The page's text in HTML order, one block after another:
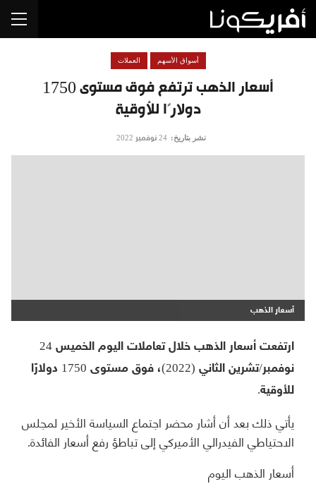
أسعار الذهب ترتفع فوق مستوى 1750
دولارًا للأوقية
أسواق الأسهم العملات
نشر بتاريخ: 24 نوفمبر 2022
أسعار الذهب
ارتفعت أسعار الذهب خلال تعاملات اليوم الخميس 24
نوفمبر/تشرين الثاني (2022)، فوق مستوى 1750 دولارًا
للأوقية.
يأتي ذلك بعد أن أشار محضر اجتماع السياسة الأخير لمجلس
الاحتياطي الفيدرالي الأميركي إلى تباطؤ رفع أسعار الفائدة.
أسعار الذهب اليوم